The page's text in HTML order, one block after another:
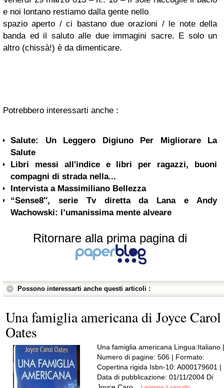
e noi lontano restiamo dalla gente nello
spazio aperto / ci bastano due orazioni / le note della
banda ed il saluto alle due immagini sacre. E solo un
altro (chissà!) è da dimenticare.
Potrebbero interessarti anche :
Salute: Un Leggero Digiuno Per Migliorare La
Salute
Libri messi all'indice e libri per ragazzi, buoni
compagni di strada nella...
Intervista a Massimiliano Bellezza
“Sense8″, serie Tv diretta da Lana e Andy
Wachowski: l’umanissima mente alveare
Ritornare alla prima pagina di
Possono interessarti anche questi articoli :
Una famiglia americana di Joyce Carol
Oates
Una famiglia americana Lingua:Italiano |
Numero di pagine: 506 | Formato:
Copertina rigida Isbn-10: A000179601 |
Data di pubblicazione: 01/11/2004 Di